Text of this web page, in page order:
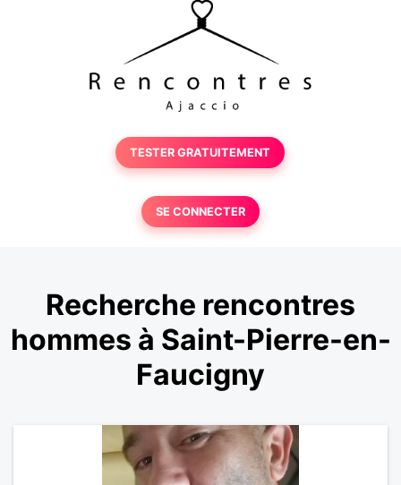
TESTER GRATUITEMENT
SE CONNECTER
Recherche rencontres
hommes à Saint-Pierre-en-
Faucigny